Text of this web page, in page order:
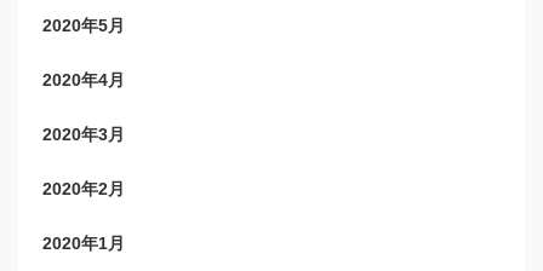
2020年5月
2020年4月
2020年3月
2020年2月
2020年1月